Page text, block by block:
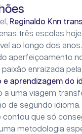
Reginaldo Knn
três escolas
ao longo dos anos.
aperfeiçoamento
enraizada
aprendizagem do
a uma viagem
de segundo idioma.
contou que só
metodologia